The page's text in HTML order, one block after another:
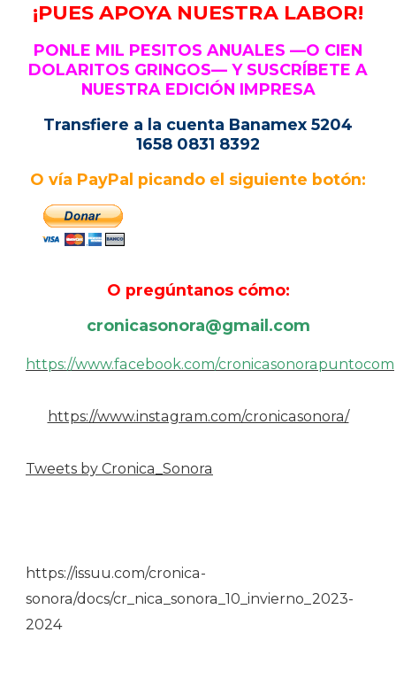
¡PUES APOYA NUESTRA LABOR!
PONLE MIL PESITOS ANUALES —O CIEN
DOLARITOS GRINGOS— Y SUSCRÍBETE A
NUESTRA EDICIÓN IMPRESA
Transfiere a la cuenta Banamex 5204
1658 0831 8392
O vía PayPal picando el siguiente botón:
O pregúntanos cómo:
cronicasonora@gmail.com
https://www.facebook.com/cronicasonorapuntocom
https://www.instagram.com/cronicasonora/
Tweets by Cronica_Sonora
https://issuu.com/cronica-
sonora/docs/cr_nica_sonora_10_invierno_2023-
2024